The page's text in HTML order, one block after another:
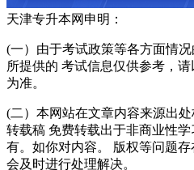
天津专升本网申明：
(一）由于考试政策等各方面情
所提供的 考试信息仅供参考，
为准。
(二）本网站在文章内容来源出
转载稿 免费转载出于非商业性
有。如你对内容。 版权等问题
会及时进行处理解决。